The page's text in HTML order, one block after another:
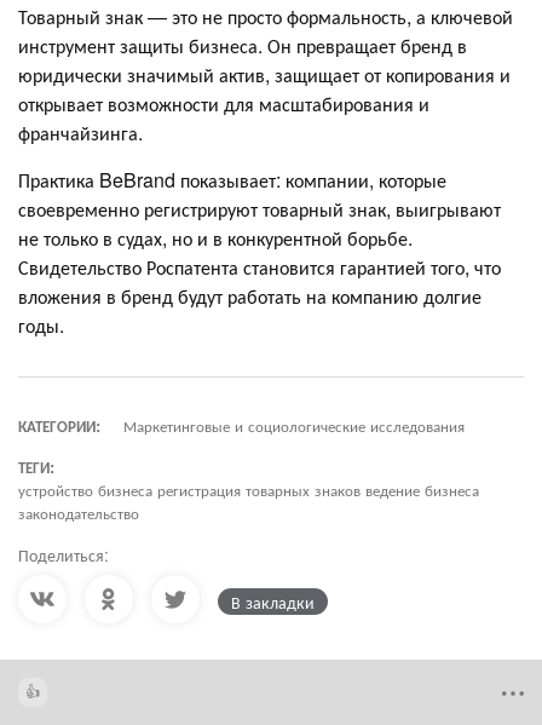
Товарный знак — это не просто формальность, а ключевой
инструмент защиты бизнеса. Он превращает бренд в
юридически значимый актив, защищает от копирования и
открывает возможности для масштабирования и
франчайзинга.
Практика BeBrand показывает: компании, которые
своевременно регистрируют товарный знак, выигрывают
не только в судах, но и в конкурентной борьбе.
Свидетельство Роспатента становится гарантией того, что
вложения в бренд будут работать на компанию долгие
годы.
КАТЕГОРИИ:
Маркетинговые и социологические исследования
ТЕГИ:
устройство бизнеса регистрация товарных знаков ведение бизнеса
законодательство
Поделиться:
В закладки